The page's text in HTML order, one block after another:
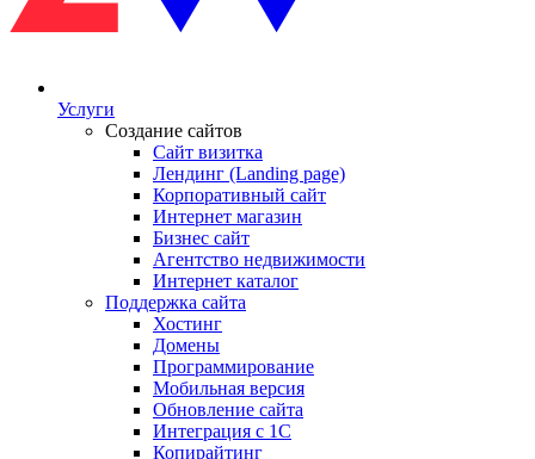
Услуги
Создание сайтов
Сайт визитка
Лендинг (Landing page)
Корпоративный сайт
Интернет магазин
Бизнес сайт
Агентство недвижимости
Интернет каталог
Поддержка сайта
Хостинг
Домены
Программирование
Мобильная версия
Обновление сайта
Интеграция с 1С
Копирайтинг